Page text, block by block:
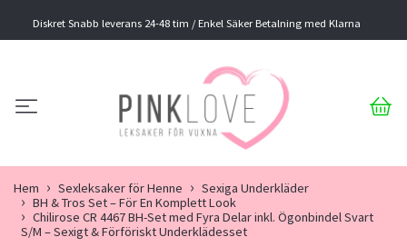
Diskret Snabb leverans 24-48 tim / Enkel Säker Betalning med Klarna
Hem Sexleksaker för Henne
Sexiga Underkläder
BH & Tros Set – För En Komplett Look
Chilirose CR 4467 BH-Set med Fyra Delar inkl. Ögonbindel Svart
S/M – Sexigt & Förföriskt Underklädesset